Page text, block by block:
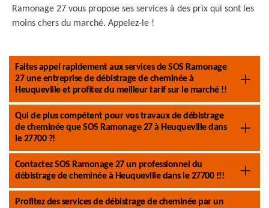
Ramonage 27 vous propose ses services à des prix qui sont les
moins chers du marché. Appelez-le !
Faites appel rapidement aux services de SOS Ramonage
27 une entreprise de débistrage de cheminée à
Heuqueville et profitez du meilleur tarif sur le marché !!
Qui de plus compétent pour vos travaux de débistrage
de cheminée que SOS Ramonage 27 à Heuqueville dans
le 27700 ?!
Contactez SOS Ramonage 27 un professionnel du
débistrage de cheminée à Heuqueville dans le 27700 !!!
Profitez des services de débistrage de cheminée par un